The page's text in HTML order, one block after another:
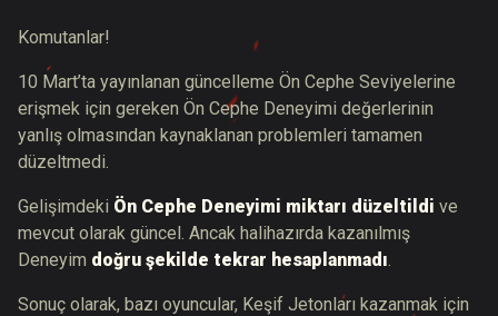
Komutanlar!
10 Mart’ta yayınlanan güncelleme Ön Cephe Seviyelerine
erişmek için gereken Ön Cephe Deneyimi değerlerinin
yanlış olmasından kaynaklanan problemleri tamamen
düzeltmedi.
Gelişimdeki Ön Cephe Deneyimi miktarı düzeltildi ve
mevcut olarak güncel. Ancak halihazırda kazanılmış
Deneyim doğru şekilde tekrar hesaplanmadı.
Sonuç olarak, bazı oyuncular, Keşif Jetonları kazanmak için